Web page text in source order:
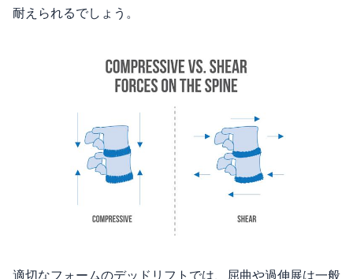
耐えられるでしょう。
適切なフォームのデッドリフトでは、屈曲や過伸展は一般